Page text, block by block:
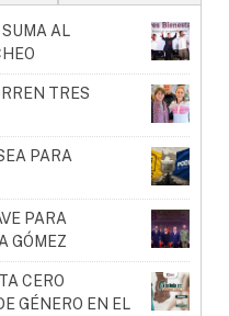
AL
TRES
PARA
PARA
GÓMEZ
CERO
GÉNERO EN EL